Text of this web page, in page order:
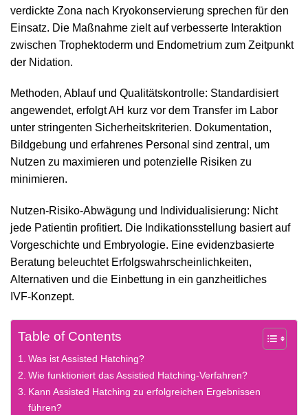
verdickte Zona nach Kryokonservierung sprechen für den
Einsatz. Die Maßnahme zielt auf verbesserte Interaktion
zwischen Trophektoderm und Endometrium zum Zeitpunkt
der Nidation.
Methoden, Ablauf und Qualitätskontrolle: Standardisiert
angewendet, erfolgt AH kurz vor dem Transfer im Labor
unter stringenten Sicherheitskriterien. Dokumentation,
Bildgebung und erfahrenes Personal sind zentral, um
Nutzen zu maximieren und potenzielle Risiken zu
minimieren.
Nutzen‑Risiko‑Abwägung und Individualisierung: Nicht
jede Patientin profitiert. Die Indikationsstellung basiert auf
Vorgeschichte und Embryologie. Eine evidenzbasierte
Beratung beleuchtet Erfolgswahrscheinlichkeiten,
Alternativen und die Einbettung in ein ganzheitliches
IVF‑Konzept.
Table of Contents
Was ist Assisted Hatching?
Wie funktioniert das Assistied Hatching-Verfahren?
Kann Assisted Hatching zu erfolgreichen Ergebnissen
führen?